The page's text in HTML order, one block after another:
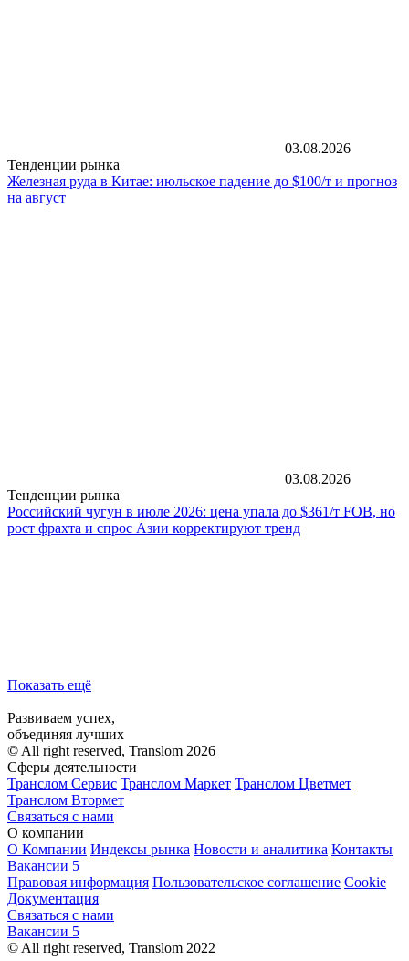
03.08.2026
Тенденции рынка
Железная руда в Китае: июльское падение до $100/т и прогноз
на август
03.08.2026
Тенденции рынка
Российский чугун в июле 2026: цена упала до $361/т FOB, но
рост фрахта и спрос Азии корректируют тренд
Показать ещё
Развиваем успех,
объединяя лучших
© All right reserved, Translom 2026
Сферы деятельности
Транслом Сервис Транслом Маркет Транслом Цветмет
Транслом Втормет
Связаться с нами
О компании
О Компании Индексы рынка Новости и аналитика Контакты
Вакансии 5
Правовая информация Пользовательское соглашение Cookie
Документация
Связаться с нами
Вакансии 5
© All right reserved, Translom 2022